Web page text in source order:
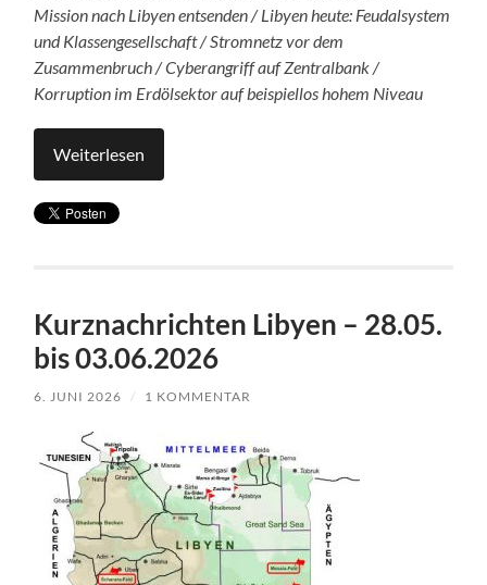
Mission nach Libyen entsenden / Libyen heute: Feudalsystem
und Klassengesellschaft / Stromnetz vor dem
Zusammenbruch / Cyberangriff auf Zentralbank /
Korruption im Erdölsektor auf beispiellos hohem Niveau
Weiterlesen
Kurznachrichten Libyen – 28.05.
bis 03.06.2026
6. JUNI 2026 / 1 KOMMENTAR